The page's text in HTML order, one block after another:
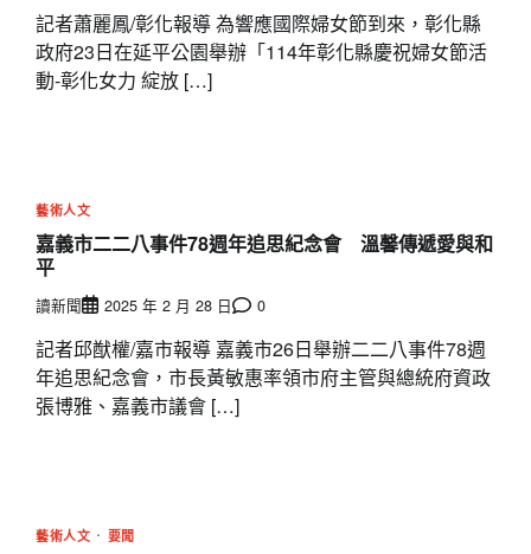
記者蕭麗鳳/彰化報導 為響應國際婦女節到來，彰化縣
政府23日在延平公園舉辦「114年彰化縣慶祝婦女節活
動-彰化女力 綻放 […]
藝術人文
嘉義市二二八事件78週年追思紀念會 溫馨傳遞愛與和
平
讀新聞 2025 年 2 月 28 日 0
記者邱猷權/嘉市報導 嘉義市26日舉辦二二八事件78週
年追思紀念會，市長黃敏惠率領市府主管與總統府資政
張博雅、嘉義市議會 […]
藝術人文 要聞